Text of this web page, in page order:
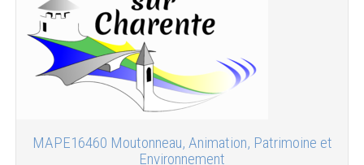
MAPE16460 Moutonneau, Animation, Patrimoine et
Environnement